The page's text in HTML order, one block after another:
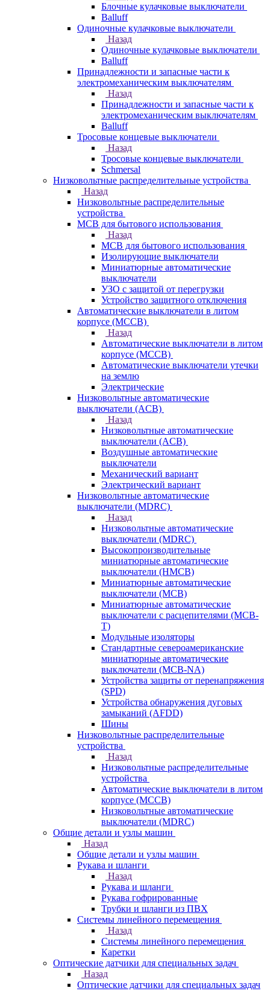
Блочные кулачковые выключатели
Balluff
Одиночные кулачковые выключатели
Назад
Одиночные кулачковые выключатели
Balluff
Принадлежности и запасные части к
электромеханическим выключателям
Назад
Принадлежности и запасные части к
электромеханическим выключателям
Balluff
Тросовые концевые выключатели
Назад
Тросовые концевые выключатели
Schmersal
Низковольтные распределительные устройства
Назад
Низковольтные распределительные
устройства
MCB для бытового использования
Назад
MCB для бытового использования
Изолирующие выключатели
Миниатюрные автоматические
выключатели
УЗО с защитой от перегрузки
Устройство защитного отключения
Автоматические выключатели в литом
корпусе (MCCB)
Назад
Автоматические выключатели в литом
корпусе (MCCB)
Автоматические выключатели утечки
на землю
Электрические
Низковольтные автоматические
выключатели (ACB)
Назад
Низковольтные автоматические
выключатели (ACB)
Воздушные автоматические
выключатели
Механический вариант
Электрический вариант
Низковольтные автоматические
выключатели (MDRC)
Назад
Низковольтные автоматические
выключатели (MDRC)
Высокопроизводительные
миниатюрные автоматические
выключатели (HMCB)
Миниатюрные автоматические
выключатели (MCB)
Миниатюрные автоматические
выключатели с расцепителями (MCB-
T)
Модульные изоляторы
Стандартные североамериканские
миниатюрные автоматические
выключатели (MCB-NA)
Устройства защиты от перенапряжения
(SPD)
Устройства обнаружения дуговых
замыканий (AFDD)
Шины
Низковольтные распределительные
устройства
Назад
Низковольтные распределительные
устройства
Автоматические выключатели в литом
корпусе (MCCB)
Низковольтные автоматические
выключатели (MDRC)
Общие детали и узлы машин
Назад
Общие детали и узлы машин
Рукава и шланги
Назад
Рукава и шланги
Рукава гофрированные
Трубки и шланги из ПВХ
Системы линейного перемещения
Назад
Системы линейного перемещения
Каретки
Оптические датчики для специальных задач
Назад
Оптические датчики для специальных задач